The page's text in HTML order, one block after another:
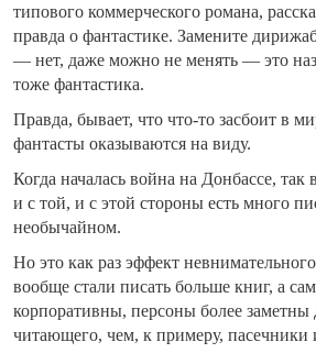
типового коммерческого романа,
правда о фантастике. Замените
— нет, даже можно не менять — это
тоже фантастика.
Правда, бывает, что что-то засбоит в
фантасты оказываются на виду.
Когда началась война на Донбассе, так
и с той, и с этой стороны есть много
необычайном.
Но это как раз эффект
вообще стали писать больше книг, а
корпоративны, персоны более заметны
читающего, чем, к примеру,